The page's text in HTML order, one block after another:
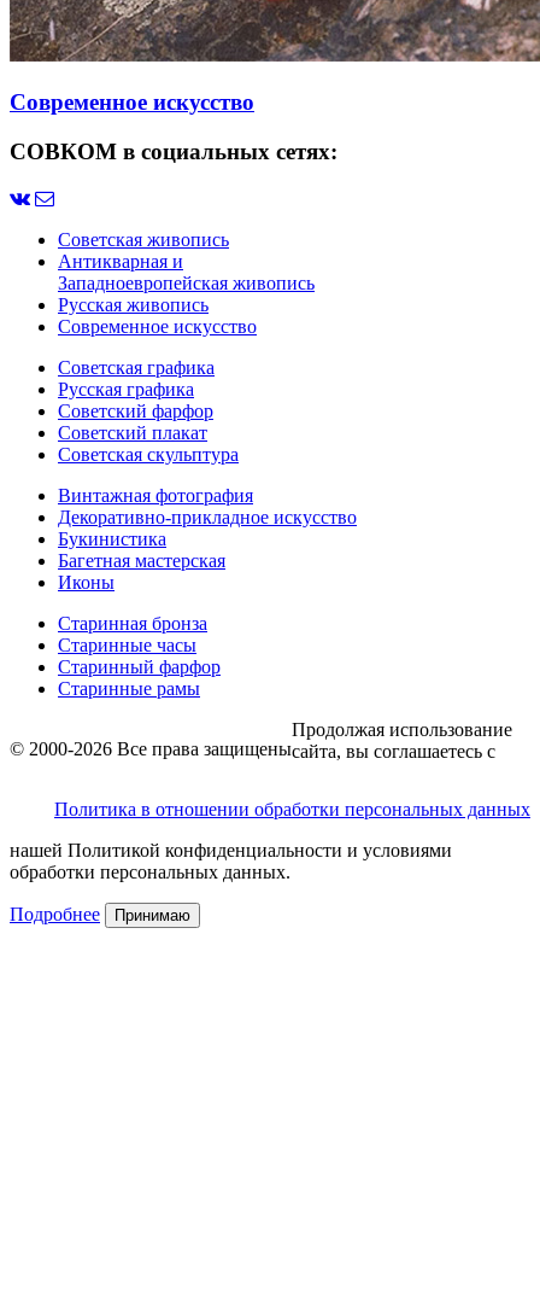
Современное искусство
СОВКОМ в социальных сетях:
Советская живопись
Антикварная и
Западноевропейская живопись
Русская живопись
Современное искусство
Советская графика
Русская графика
Советский фарфор
Советский плакат
Советская скульптура
Винтажная фотография
Декоративно-прикладное искусство
Букинистика
Багетная мастерская
Иконы
Старинная бронза
Старинные часы
Старинный фарфор
Старинные рамы
© 2000-2026 Все права защищены
Политика в отношении обработки персональных данных
Продолжая использование
сайта, вы соглашаетесь с
нашей Политикой конфиденциальности и условиями
обработки персональных данных.
Подробнее Принимаю